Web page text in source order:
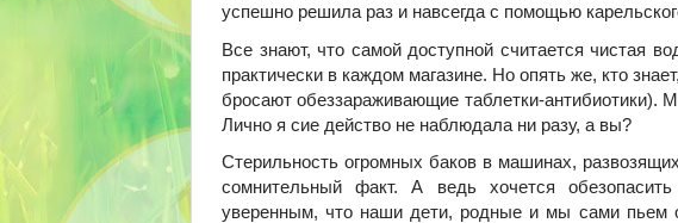
успешно решила раз и навсегда с помощью
Все знают, что самой доступной считается чистая
практически в каждом магазине. Но опять же, кто
бросают обеззараживающие таблетки-антибиотики).
Лично я сие действо не наблюдала ни разу, а вы?
Стерильность огромных баков в машинах,
сомнительный факт. А ведь хочется
уверенным, что наши дети, родные и мы сами пьем